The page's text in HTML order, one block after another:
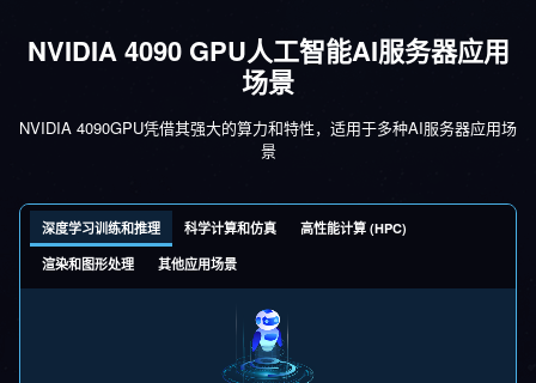
NVIDIA 4090 GPU人工智能AI服务器应用
场景
NVIDIA 4090GPU凭借其强大的算力和特性，适用于多种AI服务器应用场
景
深度学习训练和推理 科学计算和仿真
高性能计算 (HPC)
渲染和图形处理
其他应用场景